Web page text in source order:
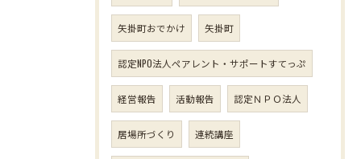
矢掛町おでかけ 矢掛町
認定NPO法人ペアレント・サポートすてっぷ
経営報告 活動報告 認定ＮＰＯ法人
居場所づくり 連続講座